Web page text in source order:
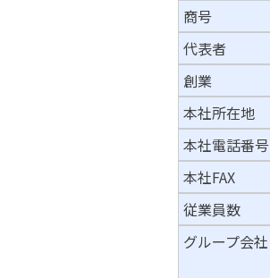
商号
代表者
創業
本社所在地
本社電話番号
本社FAX
従業員数
グループ会社